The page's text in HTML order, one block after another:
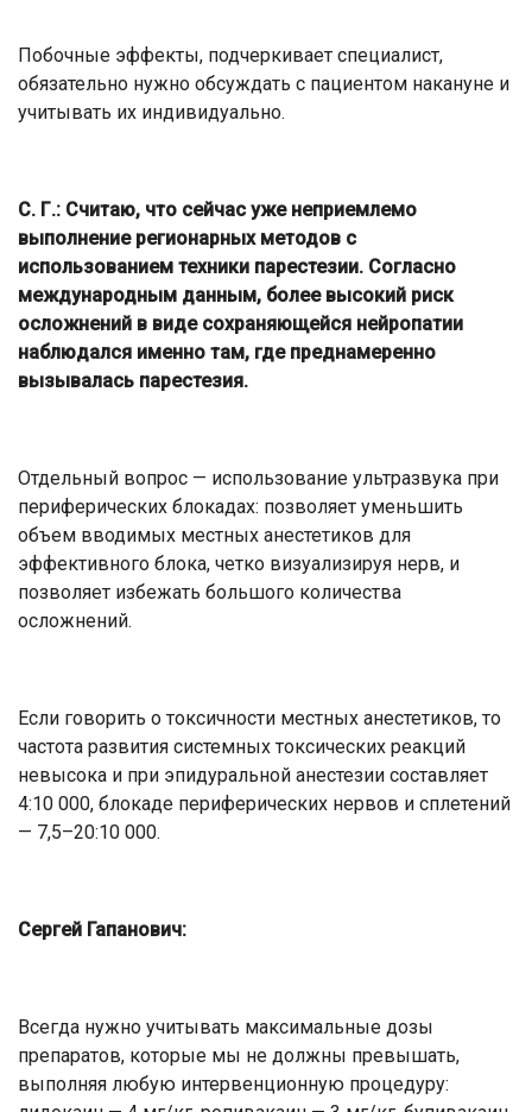
Побочные эффекты, подчеркивает специалист,
обязательно нужно обсуждать с пациентом накануне и
учитывать их индивидуально.
С. Г.: Считаю, что сейчас уже неприемлемо
выполнение регионарных методов с
использованием техники парестезии. Согласно
международным данным, более высокий риск
осложнений в виде сохраняющейся нейропатии
наблюдался именно там, где преднамеренно
вызывалась парестезия.
Отдельный вопрос — использование ультразвука при
периферических блокадах: позволяет уменьшить
объем вводимых местных анестетиков для
эффективного блока, четко визуализируя нерв, и
позволяет избежать большого количества
осложнений.
Если говорить о токсичности местных анестетиков, то
частота развития системных токсических реакций
невысока и при эпидуральной анестезии составляет
4:10 000, блокаде периферических нервов и сплетений
— 7,5–20:10 000.
Сергей Гапанович:
Всегда нужно учитывать максимальные дозы
препаратов, которые мы не должны превышать,
выполняя любую интервенционную процедуру: